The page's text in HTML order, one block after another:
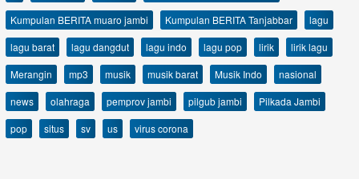
Kumpulan BERITA muaro jambi
Kumpulan BERITA Tanjabbar
lagu
lagu barat
lagu dangdut lagu indo lagu pop lirik
lirik lagu
Merangin
mp3 musik musik barat Musik Indo
nasional
news
olahraga pemprov jambi pilgub jambi
Pilkada Jambi
pop
situs sv us virus corona